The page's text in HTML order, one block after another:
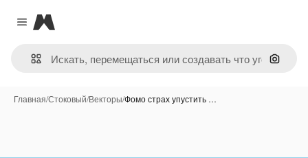
Close menu
Magnific
Поиск
Главная/Стоковый/Векторы/Фомо страх упустить …